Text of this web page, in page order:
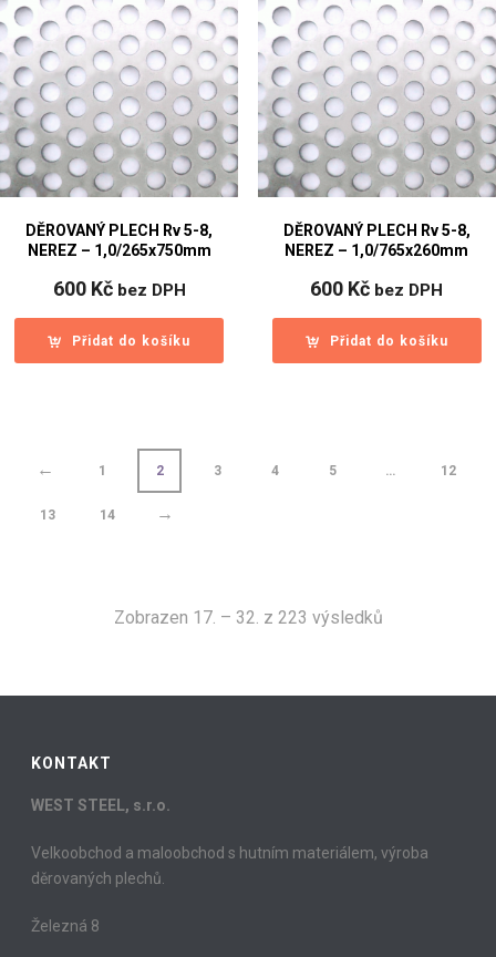
DĚROVANÝ PLECH Rv 5-8,
NEREZ – 1,0/265x750mm
600 Kč bez DPH
Přidat do košíku
DĚROVANÝ PLECH Rv 5-8,
NEREZ – 1,0/765x260mm
600 Kč bez DPH
Přidat do košíku
← 1 2 3 4 5 … 12
13 14 →
Zobrazen 17. – 32. z 223 výsledkůSorted
KONTAKT
WEST STEEL, s.r.o.
Velkoobchod a maloobchod s hutním materiálem, výroba
děrovaných plechů.
Železná 8